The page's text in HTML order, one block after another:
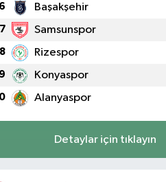
6 Başakşehir
7 Samsunspor
8 Rizespor
9 Konyaspor
Alanyaspor
Detaylar için tıklayın